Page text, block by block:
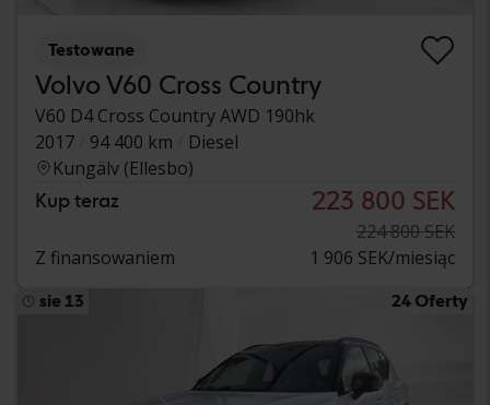
Testowane
Volvo V60 Cross Country
V60 D4 Cross Country AWD 190hk
2017
94 400 km
Diesel
Kungälv (Ellesbo)
Kup teraz 223 800 SEK
224 800 SEK
Z finansowaniem
1 906 SEK/miesiąc
sie 13 24 Oferty